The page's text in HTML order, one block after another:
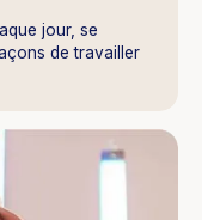
jour, se
de travailler